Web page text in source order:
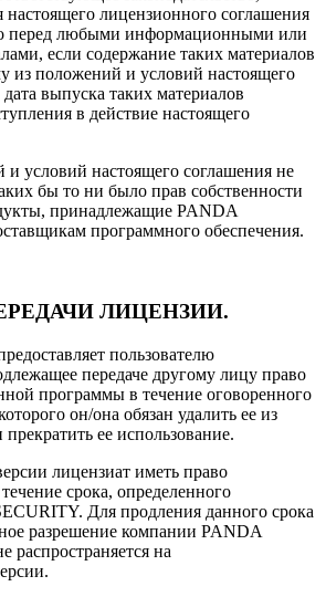
лицензионного соглашения
перед любыми информационными или
если содержание таких материалов
из положений и условий настоящего
выпуска таких материалов
в действие настоящего
условий настоящего соглашения не
бы то ни было прав собственности
принадлежащие PANDA
программного обеспечения.
ЛИЦЕНЗИИ.
пользователю
передаче другому лицу право
программы в течение оговоренного
он/она обязан удалить ее из
ее использование.
лицензиат иметь право
срока, определенного
Для продления данного срока
разрешение компании PANDA
распространяется на